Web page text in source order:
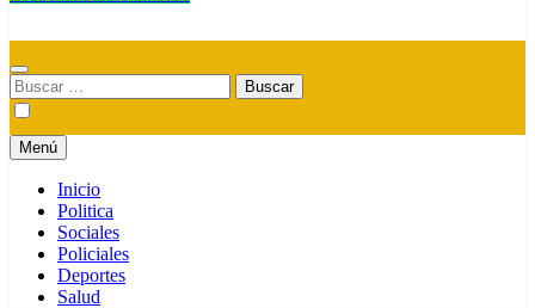
Buscar:
Menú
Inicio
Politica
Sociales
Policiales
Deportes
Salud